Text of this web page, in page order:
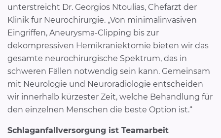
unterstreicht Dr. Georgios Ntoulias, Chefarzt der
Klinik für Neurochirurgie. „Von minimalinvasiven
Eingriffen, Aneurysma-Clipping bis zur
dekompressiven Hemikraniektomie bieten wir das
gesamte neurochirurgische Spektrum, das in
schweren Fällen notwendig sein kann. Gemeinsam
mit Neurologie und Neuroradiologie entscheiden
wir innerhalb kürzester Zeit, welche Behandlung für
den einzelnen Menschen die beste Option ist.“
Schlaganfallversorgung ist Teamarbeit